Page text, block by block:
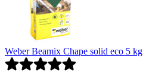
Weber Beamix Chape solid eco 5 kg